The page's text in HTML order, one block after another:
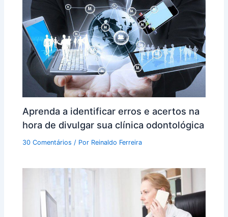
Aprenda a identificar erros e acertos na
hora de divulgar sua clínica odontológica
30 Comentários / Por Reinaldo Ferreira